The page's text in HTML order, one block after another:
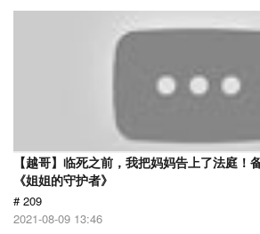
【越哥】临死之前，我把妈妈告上了法庭！
《姐姐的守护者》
# 209
2021-08-09 13:46